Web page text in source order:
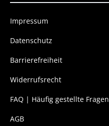
Impressum
Datenschutz
Barrierefreiheit
Widerrufsrecht
FAQ | Häufig gestellte Fragen
AGB